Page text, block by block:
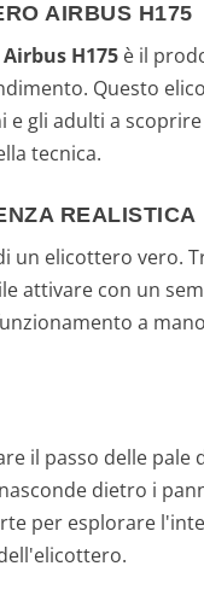
AIRBUS H175
H175 è il
Questo
gli adulti a scoprire
tecnica.
REALISTICA
un elicottero vero.
attivare con un
a
il passo delle pale
dietro i
per esplorare